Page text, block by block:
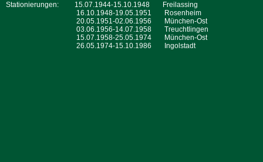
Stationierungen:
15.07.1944-15.10.1948
Freilassing
16.10.1948-19.05.1951
Rosenheim
20.05.1951-02.06.1956
München-Ost
03.06.1956-14.07.1958
Treuchtlingen
15.07.1958-25.05.1974
München-Ost
26.05.1974-15.10.1986
Ingolstadt